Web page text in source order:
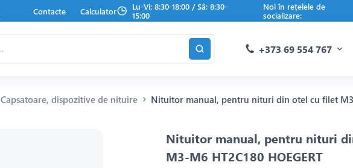
Contacte Calculator
Lu-Vi: 8:30-18:00 / Sâ: 8:30-
15:00
Noi în rețelele de
socializare:
+373 69 554 767
Capsatoare, dispozitive de nituire Nituitor manual, pentru nituri din otel cu filet M3-
Nituitor manual, pentru nituri
M3-M6 HT2C180 HOEGERT